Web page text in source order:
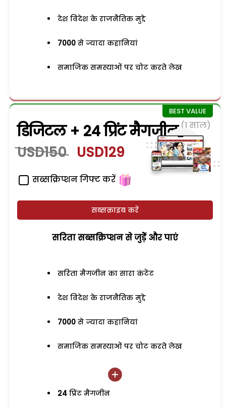
देश विदेश के राजनैतिक मुद्दे
7000 से ज्यादा कहानियां
समाजिक समस्याओं पर चोट करते लेख
डिजिटल + 24 प्रिंट मैगजीन (1 साल)
USD150 USD129
सब्सक्रिप्शन गिफ्ट करें
सब्सक्राइब करें
सरिता सब्सक्रिप्शन से जुड़ेें और पाएं
सरिता मैगजीन का सारा कंटेंट
देश विदेश के राजनैतिक मुद्दे
7000 से ज्यादा कहानियां
समाजिक समस्याओं पर चोट करते लेख
24 प्रिंट मैगजीन